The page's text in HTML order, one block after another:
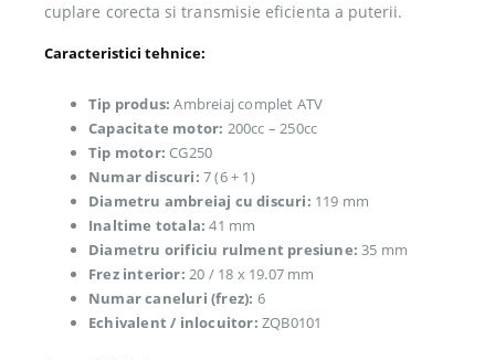
cuplare corecta si transmisie eficienta a puterii.
Caracteristici tehnice:
Tip produs: Ambreiaj complet ATV
Capacitate motor: 200cc – 250cc
Tip motor: CG250
Numar discuri: 7 (6 + 1)
Diametru ambreiaj cu discuri: 119 mm
Inaltime totala: 41 mm
Diametru orificiu rulment presiune: 35 mm
Frez interior: 20 / 18 x 19.07 mm
Numar caneluri (frez): 6
Echivalent / inlocuitor: ZQB0101